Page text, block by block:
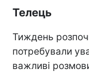
Телець
Тиждень
потребували
важливі